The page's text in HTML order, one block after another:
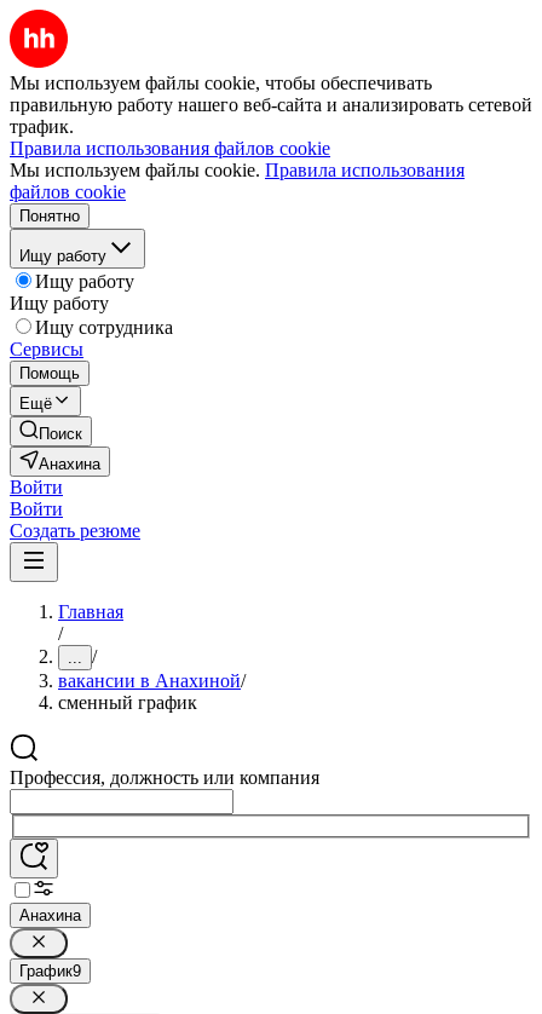
Мы используем файлы cookie, чтобы обеспечивать
правильную работу нашего веб-сайта и анализировать сетевой
трафик.
Правила использования файлов cookie
Мы используем файлы cookie. Правила использования
файлов cookie
Понятно
Ищу работу
Ищу работу
Ищу работу
Ищу сотрудника
Сервисы
Помощь
Ещё
Поиск
Анахина
Войти
Войти
Создать резюме
Главная
/
... /
вакансии в Анахиной/
сменный график
Профессия, должность или компания
Анахина
График9